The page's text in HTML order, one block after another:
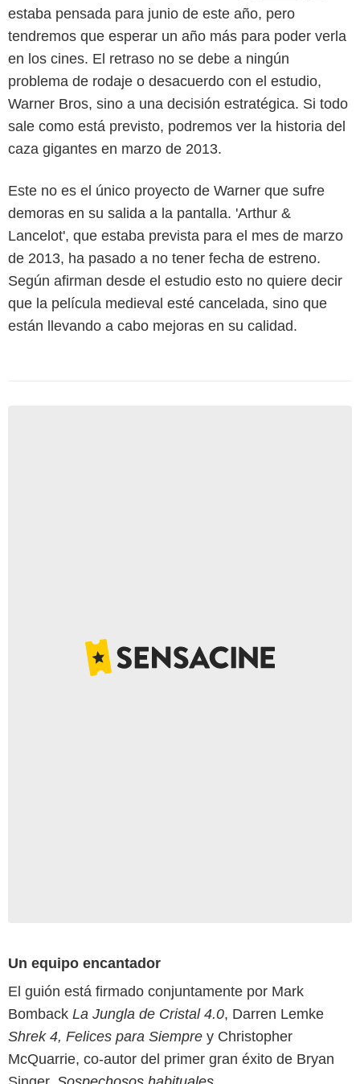
estaba pensada para junio de este año, pero
tendremos que esperar un año más para poder verla
en los cines. El retraso no se debe a ningún
problema de rodaje o desacuerdo con el estudio,
Warner Bros, sino a una decisión estratégica. Si todo
sale como está previsto, podremos ver la historia del
caza gigantes en marzo de 2013.
Este no es el único proyecto de Warner que sufre
demoras en su salida a la pantalla. 'Arthur &
Lancelot', que estaba prevista para el mes de marzo
de 2013, ha pasado a no tener fecha de estreno.
Según afirman desde el estudio esto no quiere decir
que la película medieval esté cancelada, sino que
están llevando a cabo mejoras en su calidad.
Un equipo encantador
El guión está firmado conjuntamente por Mark
Bomback La Jungla de Cristal 4.0, Darren Lemke
Shrek 4, Felices para Siempre y Christopher
McQuarrie, co-autor del primer gran éxito de Bryan